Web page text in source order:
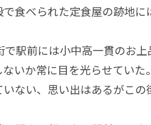
食べられた定食屋の跡地に
駅前には小中高一貫のお
いか常に目を光らせてい
ない、思い出はあるがこの